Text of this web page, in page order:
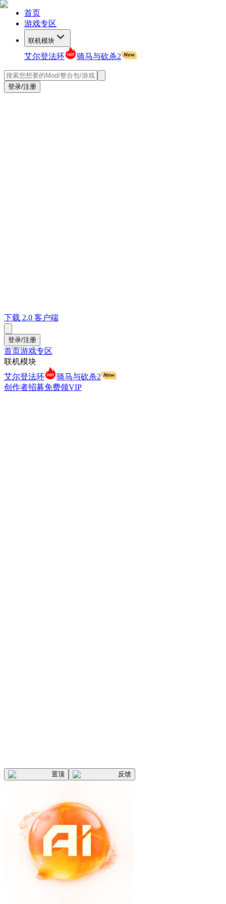
首页
游戏专区
联机模块
艾尔登法环 骑马与砍杀2
登录/注册
下载 2.0 客户端
登录/注册
首页游戏专区
联机模块
艾尔登法环
骑马与砍杀2
创作者招募免费领VIP
置顶 反馈